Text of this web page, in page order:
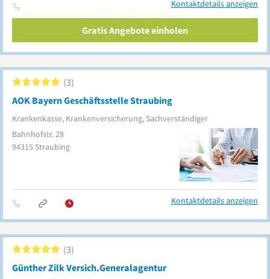
Kontaktdetails anzeigen
Gratis Angebote einholen
AOK Bayern Geschäftsstelle Straubing
Krankenkasse, Krankenversicherung, Sachverständiger
3
Bahnhofstr. 28
94315 Straubing
Kontaktdetails anzeigen
Günther Zilk Versich.Generalagentur
3